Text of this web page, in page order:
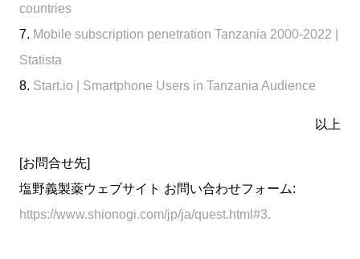
countries
7. Mobile subscription penetration Tanzania 2000-2022 |
Statista
8. Start.io | Smartphone Users in Tanzania Audience
以上
[お問合せ先]
塩野義製薬ウェブサイト お問い合わせフォーム:
https://www.shionogi.com/jp/ja/quest.html#3.